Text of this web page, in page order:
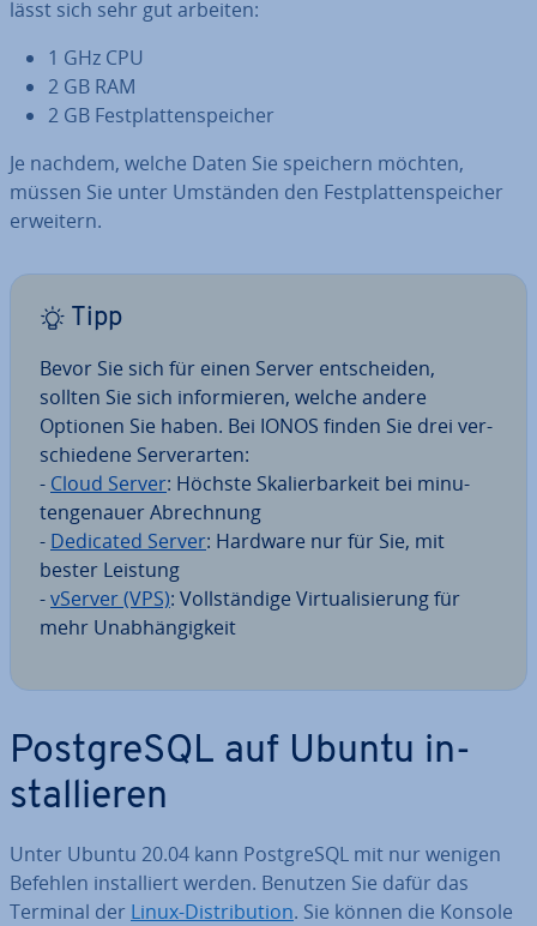
lässt sich sehr gut arbeiten:
1 GHz CPU
2 GB RAM
2 GB Fest­plat­ten­spei­cher
Je nachdem, welche Daten Sie speichern möchten,
müssen Sie unter Umständen den Fest­plat­ten­spei­cher
erweitern.
Tipp
Bevor Sie sich für einen Server ent­schei­den,
sollten Sie sich in­for­mie­ren, welche andere
Optionen Sie haben. Bei IONOS finden Sie drei ver­
schie­de­ne Ser­ver­ar­ten:
- Cloud Server: Höchste Ska­lier­bar­keit bei mi­nu­
ten­ge­nau­er Ab­rech­nung
- Dedicated Server: Hardware nur für Sie, mit
bester Leistung
-vServer (VPS): Voll­stän­di­ge Vir­tua­li­sie­rung für
mehr Un­ab­hän­gig­keit
Post­greS­QL auf Ubuntu in­
stal­lie­ren
Unter Ubuntu 20.04 kann Post­greS­QL mit nur wenigen
Befehlen in­stal­liert werden. Benutzen Sie dafür das
Terminal der Linux-Dis­tri­bu­ti­on. Sie können die Konsole